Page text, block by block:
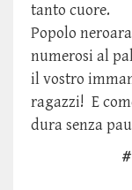
tanto cuore.
Popolo
numerosi al
il vostro
ragazzi! E
dura senza